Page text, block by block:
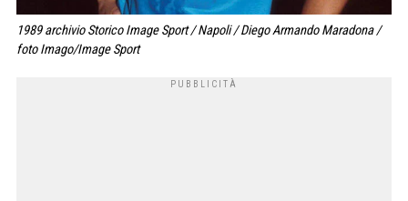
1989 archivio Storico Image Sport / Napoli / Diego Armando Maradona /
foto Imago/Image Sport